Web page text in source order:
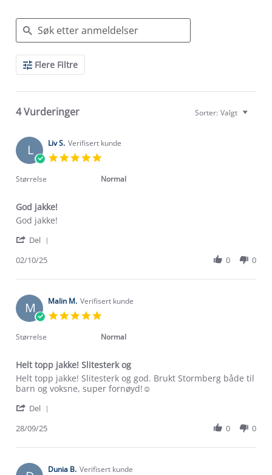
Search
ReviewsFlere Filtre
4 Vurderinger Sorter: Valgt
L Liv S. Verifisert kunde
rating
Størrelse Normal
God jakke!
Review
Liv
on
Oct
review
God
God jakke!
Del
Liv
on
2
Oct
02/10/25 0 0
M Malin M. Verifisert kunde
rating
Størrelse Normal
Helt topp jakke! Slitesterk og
Review
by
M.
28
2025
review
stating
topp
Slitesterk
Helt topp jakke! Slitesterk og god. Brukt Stormberg både til
barn og voksne, super fornøyd!☺️
Del
Malin
on
28/09/25 0 0
Dunia B. Verifisert kunde